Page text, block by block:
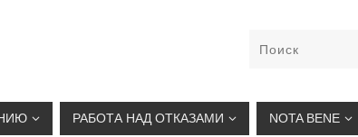
03-33, +7(926)274-03-33, VISA@VIKIVISA.RU
РАБОТА НАД ОТКАЗАМИ NOTA BENE